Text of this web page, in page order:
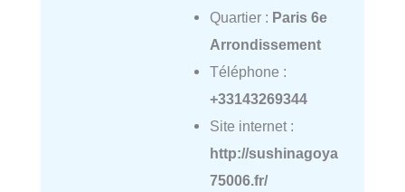
Quartier : Paris 6e
Arrondissement
Téléphone :
+33143269344
Site internet :
http://sushinagoya
75006.fr/